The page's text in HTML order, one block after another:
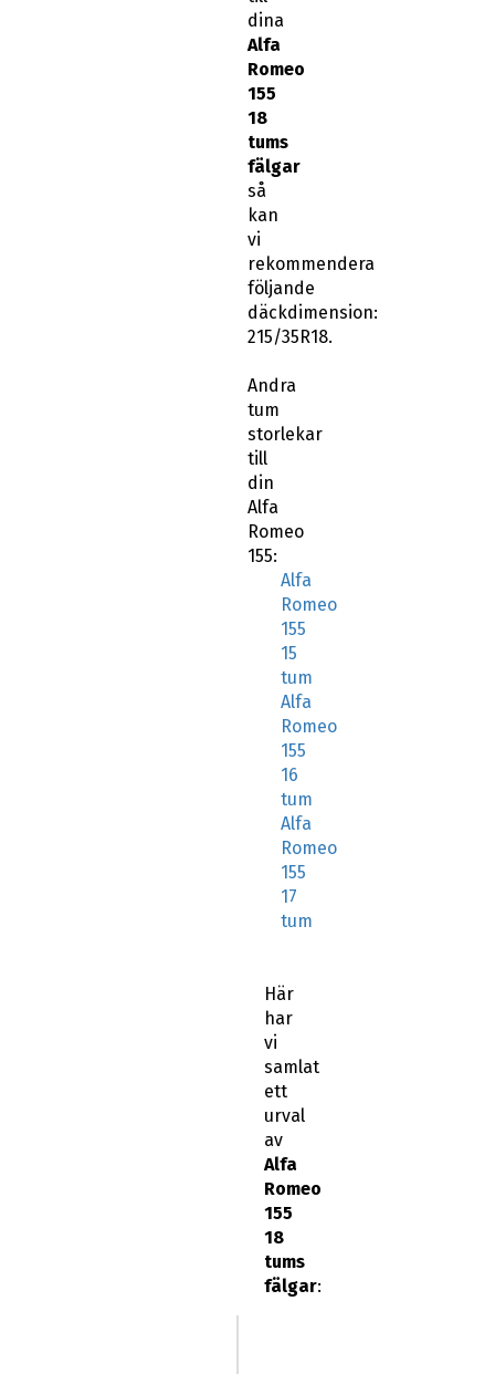
dina
Alfa
Romeo
155
18
tums
fälgar
så
kan
vi
rekommendera
följande
däckdimension:
215/35R18.
Andra
tum
storlekar
till
din
Alfa
Romeo
155:
Alfa
Romeo
155
15
tum
Alfa
Romeo
155
16
tum
Alfa
Romeo
155
17
tum
Här
har
vi
samlat
ett
urval
av
Alfa
Romeo
155
18
tums
fälgar: